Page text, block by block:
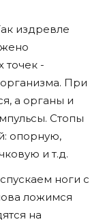
издревле
точек -
При
а органы и
Стопы
опорную,
и т.д.
ноги с
ложимся
на